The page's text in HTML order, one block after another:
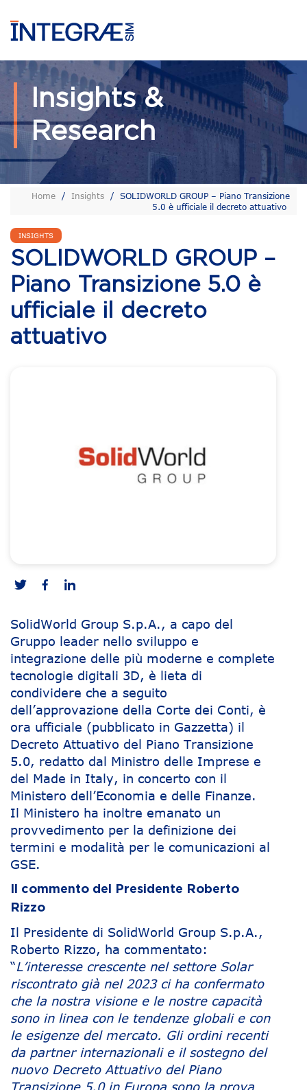
Insights &
Research
Home / Insights /
SOLIDWORLD GROUP – Piano Transizione
5.0 è ufficiale il decreto attuativo
INSIGHTS
SOLIDWORLD GROUP –
Piano Transizione 5.0 è
ufficiale il decreto
attuativo
SolidWorld Group S.p.A., a capo del
Gruppo leader nello sviluppo e
integrazione delle più moderne e complete
tecnologie digitali 3D, è lieta di
condividere che a seguito
dell’approvazione della Corte dei Conti, è
ora ufficiale (pubblicato in Gazzetta) il
Decreto Attuativo del Piano Transizione
5.0, redatto dal Ministro delle Imprese e
del Made in Italy, in concerto con il
Ministero dell’Economia e delle Finanze.
Il Ministero ha inoltre emanato un
provvedimento per la definizione dei
termini e modalità per le comunicazioni al
GSE.
Il commento del Presidente Roberto
Rizzo
Il Presidente di SolidWorld Group S.p.A.,
Roberto Rizzo, ha commentato:
“L’interesse crescente nel settore Solar
riscontrato già nel 2023 ci ha confermato
che la nostra visione e le nostre capacità
sono in linea con le tendenze globali e con
le esigenze del mercato. Gli ordini recenti
da partner internazionali e il sostegno del
nuovo Decreto Attuativo del Piano
Transizione 5.0 in Europa sono la prova